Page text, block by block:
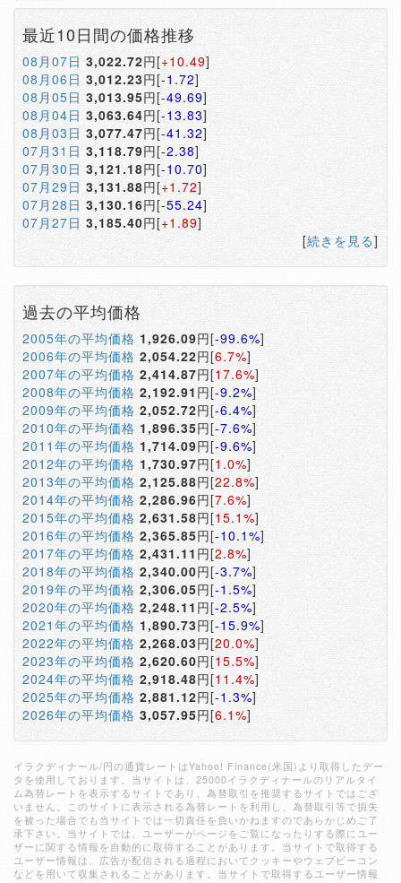
最近10日間の価格推移
08月07日 3,022.72円[+10.49]
08月06日 3,012.23円[-1.72]
08月05日 3,013.95円[-49.69]
08月04日 3,063.64円[-13.83]
08月03日 3,077.47円[-41.32]
07月31日 3,118.79円[-2.38]
07月30日 3,121.18円[-10.70]
07月29日 3,131.88円[+1.72]
07月28日 3,130.16円[-55.24]
07月27日 3,185.40円[+1.89]
[続きを見る]
過去の平均価格
2005年の平均価格 1,926.09円[-99.6%]
2006年の平均価格 2,054.22円[6.7%]
2007年の平均価格 2,414.87円[17.6%]
2008年の平均価格 2,192.91 円[-9.2%]
2009年の平均価格 2,052.72円[-6.4%]
2010年の平均価格 1,896.35円[-7.6%]
2011年の平均価格 1,714.09円[-9.6%]
2012年の平均価格 1,730.97円[1.0%]
2013年の平均価格 2,125.88円[22.8%]
2014年の平均価格 2,286.96円[7.6%]
2015年の平均価格 2,631.58円[15.1%]
2016年の平均価格 2,365.85円[-10.1%]
2017年の平均価格 2,431.11 円[2.8%]
2018年の平均価格 2,340.00円[-3.7%]
2019年の平均価格 2,306.05円[-1.5%]
2020年の平均価格 2,248.11 円[-2.5%]
2021年の平均価格 1,890.73円[-15.9%]
2022年の平均価格 2,268.03円[20.0%]
2023年の平均価格 2,620.60円[15.5%]
2024年の平均価格 2,918.48円[11.4%]
2025年の平均価格 2,881.12円[-1.3%]
2026年の平均価格 3,057.95円[6.1%]
イラクディナール/円の通貨レートはYahoo! Finance(米国)より取得したデー
タを使用しております。当サイトは、25000イラクディナールのリアルタイ
ム為替レートを表示するサイトであり、為替取引を推奨するサイトではござ
いません。このサイトに表示される為替レートを利用し、為替取引等で損失
を被った場合でも当サイトでは一切責任を負いかねますのであらかじめご了
承下さい。当サイトでは、ユーザーがページをご覧になったりする際にユー
ザーに関する情報を自動的に取得することがあります。当サイトで取得する
ユーザー情報は、広告が配信される過程においてクッキーやウェブビーコン
などを用いて収集されることがあります。当サイトで取得するユーザー情報